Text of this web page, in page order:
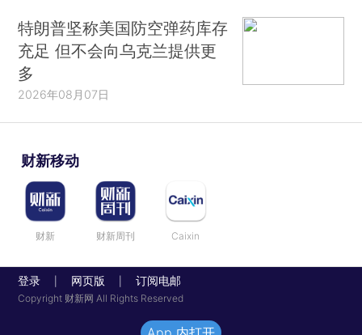
特朗普坚称美国防空弹药库存
充足 但不会向乌克兰提供更
多
2026年08月07日
财新移动
财新 财新周刊 Caixin
登录 网页版 订阅电邮
Copyright 财新网 All Rights Reserved